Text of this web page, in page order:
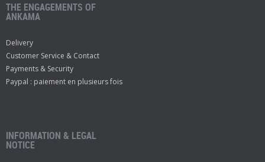
THE ENGAGEMENTS OF
ANKAMA
Delivery
Customer Service & Contact
Payments & Security
Paypal : paiement en plusieurs fois
INFORMATION & LEGAL
NOTICE